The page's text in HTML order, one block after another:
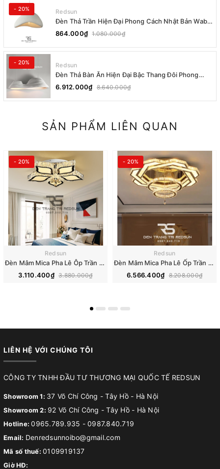
- 20% Redsun
Đèn Thả Trần Hiện Đại Phong Cách Nhật Bản Wabi-
sabi CDT-T036 Dáng A
864.000₫ 1.080.000₫
- 20% Redsun
Đèn Thả Bàn Ăn Hiện Đại Bậc Thang Đôi Phong
Cách Nhật Bản Wabi-sabi DC-T078A
6.912.000₫ 8.640.000₫
SẢN PHẨM LIÊN QUAN
- 20%
Redsun
Đèn Mâm Mica Pha Lê Ôp Trần Phòng Khách Hiện Đại MKPL-08
3.110.400₫ 3.880.000₫
- 20%
Redsun
Đèn Mâm Mica Pha Lê Ốp Trần Phòng Khách Hiện Đại MKPL-01
6.566.400₫ 8.208.000₫
LIÊN HỆ VỚI CHÚNG TÔI
CÔNG TY TNHH ĐẦU TƯ THƯƠNG MẠI QUỐC TẾ REDSUN
Showroom 1: 37 Võ Chí Công - Tây Hồ - Hà Nội
Showroom 2: 92 Võ Chí Công - Tây Hồ - Hà Nội
Hotline:0965.789.935 - 0987.840.719
Email: Denredsunnoibo@gmail.com
Mã số thuế: 0109919137
Giờ HĐ: